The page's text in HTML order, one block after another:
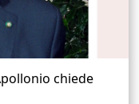
chiede